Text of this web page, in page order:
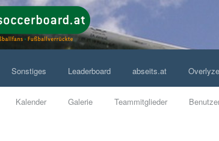
Kalender Galerie Teammitglieder
Sonstiges Leaderboard abseits.at